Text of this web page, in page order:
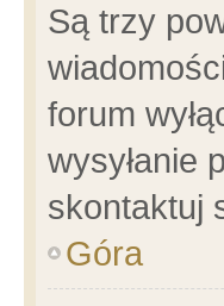
Są trzy
forum
wysyłanie
skontaktuj
Góra